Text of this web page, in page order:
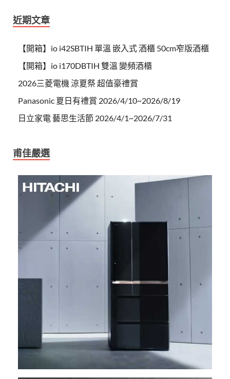
近期文章
【開箱】io i42SBTIH 單溫 嵌入式 酒櫃 50cm窄版酒櫃
【開箱】io i170DBTIH 雙溫 變頻酒櫃
2026三菱電機 涼夏祭 超值豪禮賞
Panasonic 夏日有禮賞 2026/4/10~2026/8/19
日立家電 藝思生活節 2026/4/1~2026/7/31
甫佳嚴選